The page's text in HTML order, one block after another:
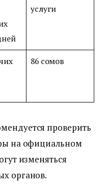
услуги
86 сомов
проверить
на официальном
изменяться
органов.